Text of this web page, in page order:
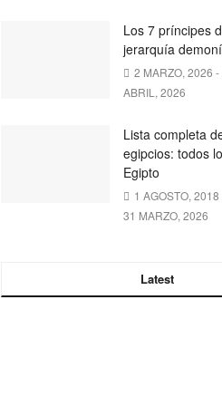
Los 7 príncipes
jerarquía
2 MARZO, 2026
ABRIL, 2026
Lista completa
egipcios: todos
Egipto
1 AGOSTO,
31 MARZO, 2026
Latest